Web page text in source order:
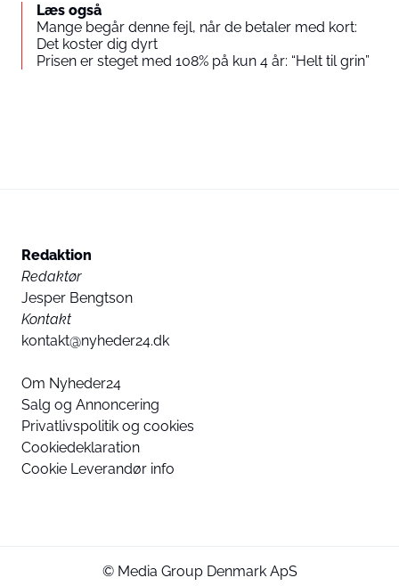
Læs også
Mange begår denne fejl, når de betaler med kort:
Det koster dig dyrt
Prisen er steget med 108% på kun 4 år: “Helt til grin”
Redaktion
Redaktør
Jesper Bengtson
Kontakt
kontakt@nyheder24.dk
Om Nyheder24
Salg og Annoncering
Privatlivspolitik og cookies
Cookiedeklaration
Cookie Leverandør info
© Media Group Denmark ApS